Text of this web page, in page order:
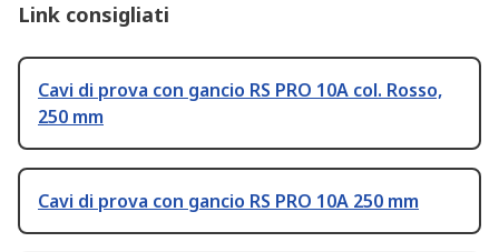
Link consigliati
Cavi di prova con gancio RS PRO 10A col. Rosso,
250 mm
Cavi di prova con gancio RS PRO 10A 250 mm